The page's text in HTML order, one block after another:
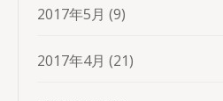
2017年5月 (9)
2017年4月 (21)